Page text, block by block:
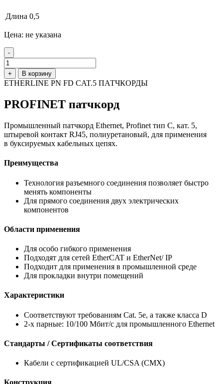
Длина 0,5
Цена: не указана
-
+ В корзину
ETHERLINE PN FD CAT.5 ПАТЧКОРДЫ
PROFINET патчкорд
Промышленный патчкорд Ethernet, Profinet тип C, кат. 5,
штыревой контакт RJ45, полиуретановый, для применения
в буксируемых кабельных цепях.
Преимущества
Технология разъемного соединения позволяет быстро
менять компоненты
Для прямого соединения двух электрических
компонентов
Области применения
Для особо гибкого применения
Подходят для сетей EtherCAT и EtherNet/ IP
Подходит для применения в промышленной среде
Для прокладки внутри помещений
Характеристики
Соответствуют требованиям Cat. 5e, а также класса D
2-х парные: 10/100 Mбит/с для промышленного Ethernet
Стандарты / Сертификаты соответствия
Кабели с сертификацией UL/CSA (CMX)